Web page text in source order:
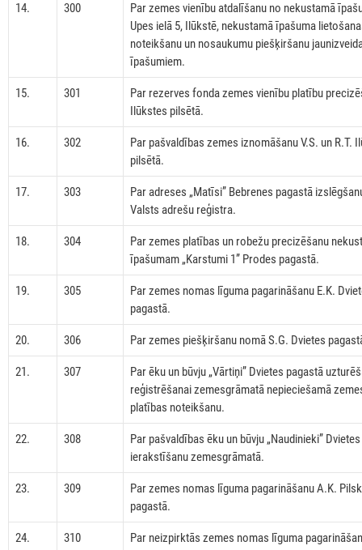
14. 300
Par zemes vienību atdalīšanu no nekustamā
Upes ielā 5, Ilūkstē, nekustamā īpašuma
noteikšanu un nosaukumu piešķiršanu
īpašumiem.
15. 301
Par rezerves fonda zemes vienību platību
Ilūkstes pilsētā.
16. 302
Par pašvaldības zemes iznomāšanu V.S. un R.T.
pilsētā.
17. 303
Par adreses „Matīsi” Bebrenes pagastā
Valsts adrešu reģistra.
18. 304
Par zemes platības un robežu precizēšanu
īpašumam „Karstumi 1” Prodes pagastā.
19. 305
Par zemes nomas līguma pagarināšanu E.K.
pagastā.
20. 306 Par zemes piešķiršanu nomā S.G. Dvietes
21. 307
Par ēku un būvju „Vārtiņi” Dvietes pagastā
reģistrēšanai zemesgrāmatā nepieciešamā
platības noteikšanu.
22. 308
Par pašvaldības ēku un būvju „Naudinieki”
ierakstīšanu zemesgrāmatā.
23. 309
Par zemes nomas līguma pagarināšanu A.K.
pagastā.
24. 310
Par neizpirktās zemes nomas līguma